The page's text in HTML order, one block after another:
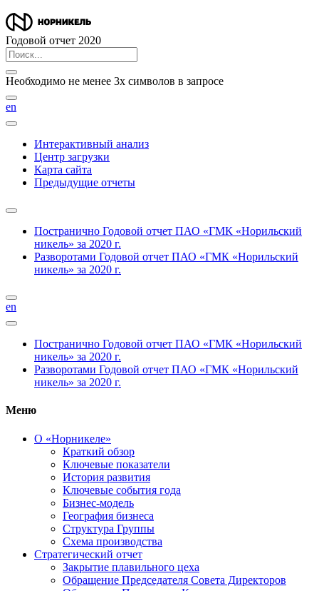
Годовой отчет 2020
Необходимо не менее 3х символов в запросе
en
Интерактивный анализ
Центр загрузки
Карта сайта
Предыдущие отчеты
Постранично Годовой отчет ПАО «ГМК «Норильский
никель» за 2020 г.
Разворотами Годовой отчет ПАО «ГМК «Норильский
никель» за 2020 г.
en
Постранично Годовой отчет ПАО «ГМК «Норильский
никель» за 2020 г.
Разворотами Годовой отчет ПАО «ГМК «Норильский
никель» за 2020 г.
Меню
О «Норникеле»
Краткий обзор
Ключевые показатели
История развития
Ключевые события года
Бизнес-модель
География бизнеса
Структура Группы
Схема производства
Стратегический отчет
Закрытие плавильного цеха
Обращение Председателя Совета Директоров